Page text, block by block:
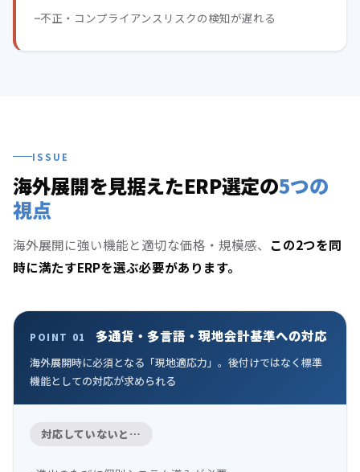
不正・コンプライアンスリスクの検知が遅れる
ISSUE
海外展開を見据えたERP選定の5つの
視点
海外展開に強い機能と適切な価格・規模感、 この2つを同
時に満たすERPを選ぶ必要があります。
POINT 01 多通貨・多言語・現地会計基準への対応
海外展開時に必須となる「現地適応力」。後付けではなく標準
機能としての対応が求められる
対応していないと…